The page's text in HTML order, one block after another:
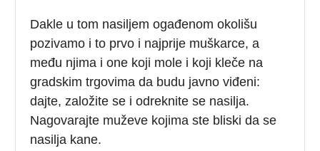
Dakle u tom nasiljem ogađenom okolišu
pozivamo i to prvo i najprije muškarce, a
među njima i one koji mole i koji kleče na
gradskim trgovima da budu javno viđeni:
dajte, založite se i odreknite se nasilja.
Nagovarajte muževe kojima ste bliski da se
nasilja kane.